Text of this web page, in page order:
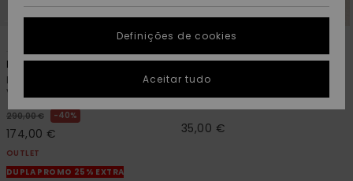
Coleções
Highlights
Guia de
tamanhos
conversa para
obteres a
resposta mais
rápida à tua
PRESENTE
LISTA DE
DESEJO
PRIMALOFT® BIO™
Everyday Sessions 4/3mm
Fato de surf com fecho no peito
Verde homem
290,00 € 40%
174,00 €
OUTLET
DUPLA PROMO 25% EXTRA
8
Everyday
T-shirt de surf de manga
35,00 €
Definições de cookies
Aceitar tudo